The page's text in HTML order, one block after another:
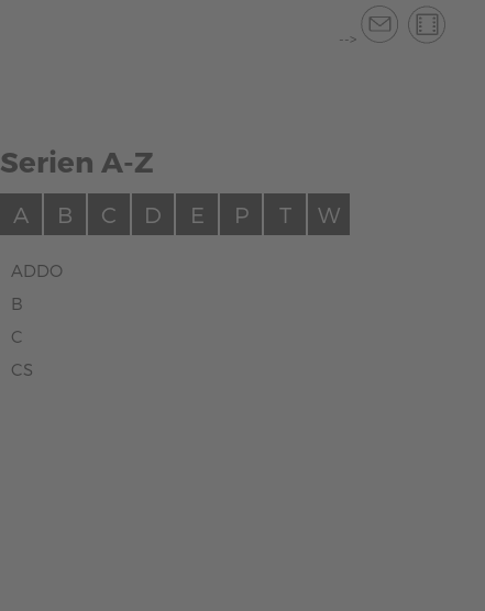
-->
Serien A-Z
A B C D E P T W
ADDO
B
C
CS